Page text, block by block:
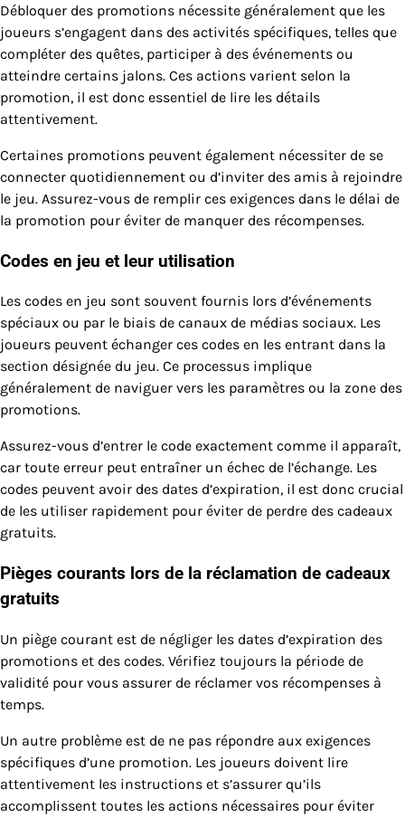
Débloquer des promotions nécessite généralement que les
joueurs s’engagent dans des activités spécifiques, telles que
compléter des quêtes, participer à des événements ou
atteindre certains jalons. Ces actions varient selon la
promotion, il est donc essentiel de lire les détails
attentivement.
Certaines promotions peuvent également nécessiter de se
connecter quotidiennement ou d’inviter des amis à rejoindre
le jeu. Assurez-vous de remplir ces exigences dans le délai de
la promotion pour éviter de manquer des récompenses.
Codes en jeu et leur utilisation
Les codes en jeu sont souvent fournis lors d’événements
spéciaux ou par le biais de canaux de médias sociaux. Les
joueurs peuvent échanger ces codes en les entrant dans la
section désignée du jeu. Ce processus implique
généralement de naviguer vers les paramètres ou la zone des
promotions.
Assurez-vous d’entrer le code exactement comme il apparaît,
car toute erreur peut entraîner un échec de l’échange. Les
codes peuvent avoir des dates d’expiration, il est donc crucial
de les utiliser rapidement pour éviter de perdre des cadeaux
gratuits.
Pièges courants lors de la réclamation de cadeaux
gratuits
Un piège courant est de négliger les dates d’expiration des
promotions et des codes. Vérifiez toujours la période de
validité pour vous assurer de réclamer vos récompenses à
temps.
Un autre problème est de ne pas répondre aux exigences
spécifiques d’une promotion. Les joueurs doivent lire
attentivement les instructions et s’assurer qu’ils
accomplissent toutes les actions nécessaires pour éviter